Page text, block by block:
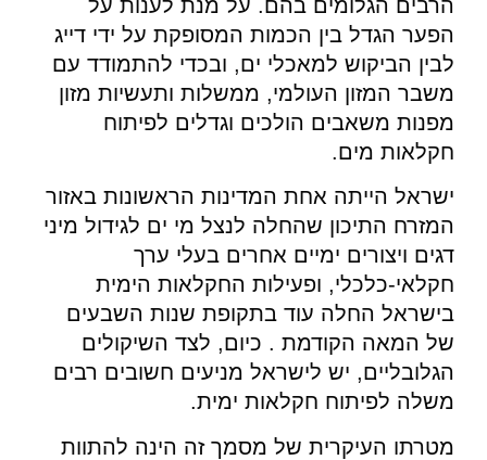
הרבים הגלומים בהם. על מנת לענות על
הפער הגדל בין הכמות המסופקת על ידי דייג
לבין הביקוש למאכלי ים, ובכדי להתמודד עם
משבר המזון העולמי, ממשלות ותעשיות מזון
מפנות משאבים הולכים וגדלים לפיתוח
חקלאות מים.
ישראל הייתה אחת המדינות הראשונות באזור
המזרח התיכון שהחלה לנצל מי ים לגידול מיני
דגים ויצורים ימיים אחרים בעלי ערך
חקלאי-כלכלי, ופעילות החקלאות הימית
בישראל החלה עוד בתקופת שנות השבעים
של המאה הקודמת . כיום, לצד השיקולים
הגלובליים, יש לישראל מניעים חשובים רבים
משלה לפיתוח חקלאות ימית.
מטרתו העיקרית של מסמך זה הינה להתוות